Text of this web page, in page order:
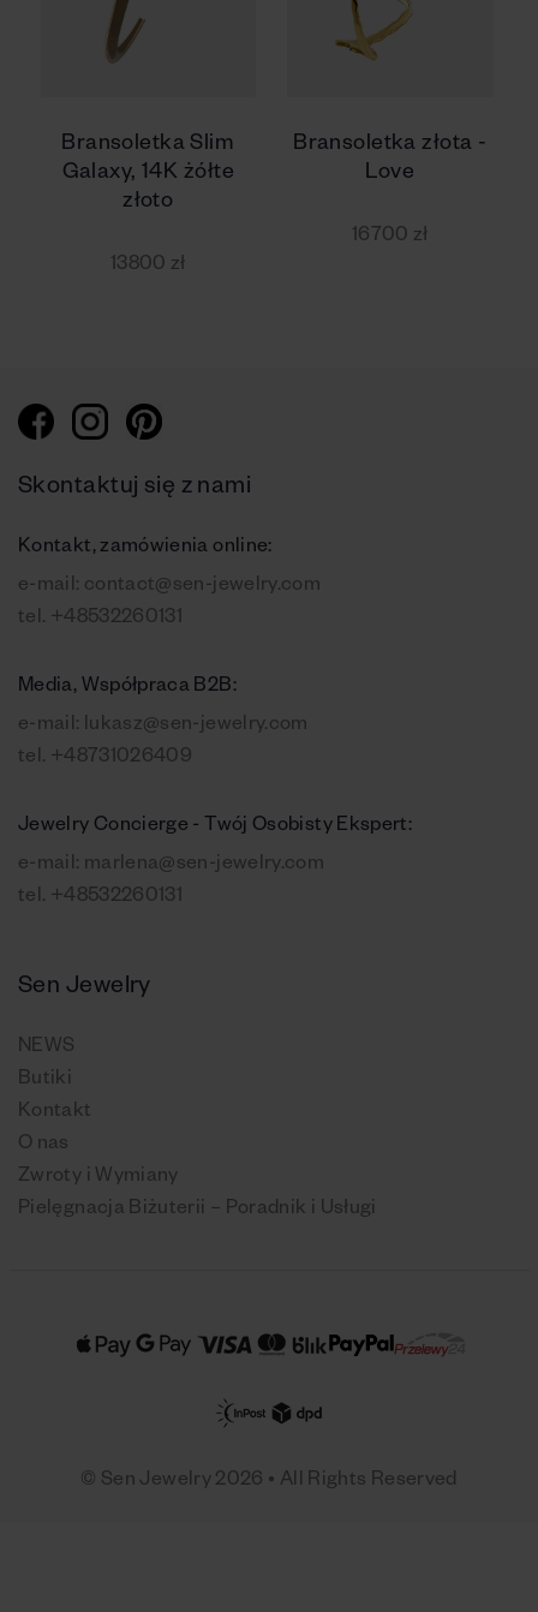
Bransoletka Slim
Galaxy, 14K żółte
złoto
13800 zł
Bransoletka złota -
Love
16700 zł
Skontaktuj się z nami
Kontakt, zamówienia online:
e-mail: contact@sen-jewelry.com
tel. +48532260131
Media, Współpraca B2B:
e-mail: lukasz@sen-jewelry.com
tel. +48731026409
Jewelry Concierge - Twój Osobisty Ekspert:
e-mail: marlena@sen-jewelry.com
tel. +48532260131
Sen Jewelry
NEWS
Butiki
Kontakt
O nas
Zwroty i Wymiany
Pielęgnacja Biżuterii – Poradnik i Usługi
© Sen Jewelry 2026 • All Rights Reserved